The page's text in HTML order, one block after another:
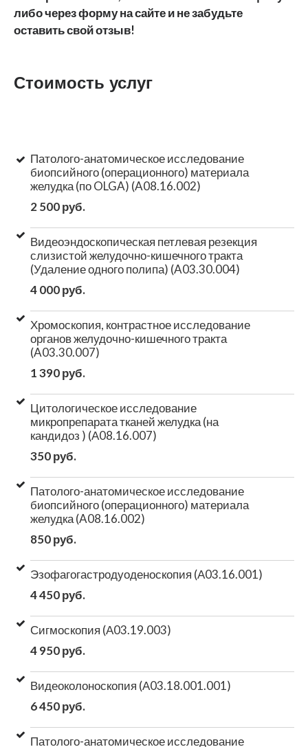
либо через форму на сайте и не забудьте
оставить свой отзыв!
Стоимость услуг
Патолого-анатомическое исследование
биопсийного (операционного) материала
желудка (по OLGA) (A08.16.002)
2 500 руб.
Видеоэндоскопическая петлевая резекция
слизистой желудочно-кишечного тракта
(Удаление одного полипа) (A03.30.004)
4 000 руб.
Хромоскопия, контрастное исследование
органов желудочно-кишечного тракта
(A03.30.007)
1 390 руб.
Цитологическое исследование
микропрепарата тканей желудка (на
кандидоз ) (А08.16.007)
350 руб.
Патолого-анатомическое исследование
биопсийного (операционного) материала
желудка (A08.16.002)
850 руб.
Эзофагогастродуоденоскопия (А03.16.001)
4 450 руб.
Сигмоскопия (А03.19.003)
4 950 руб.
Видеоколоноскопия (А03.18.001.001)
6 450 руб.
Патолого-анатомическое исследование